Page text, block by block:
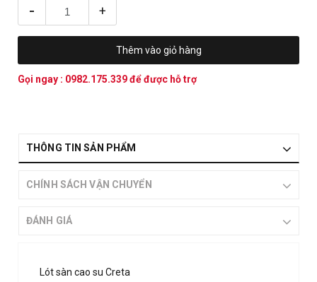
- +
Thêm vào giỏ hàng
Gọi ngay : 0982.175.339để được hỗ trợ
THÔNG TIN SẢN PHẨM
CHÍNH SÁCH VẬN CHUYỂN
ĐÁNH GIÁ
Lót sàn cao su Creta